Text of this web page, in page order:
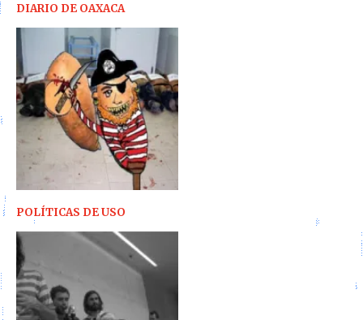
DIARIO DE OAXACA
POLÍTICAS DE USO